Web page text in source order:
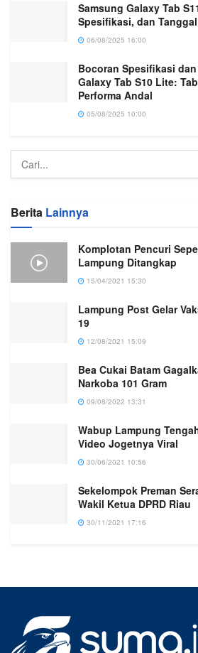
Samsung Galaxy Tab
Spesifikasi, dan
06/08/2025 16:00
Bocoran Spesifikasi
Galaxy Tab S10 Lite:
Performa Andal
05/08/2025 10:00
Berita Lainnya
Komplotan Pencuri
Lampung Ditangkap
15/04/2021 15:30
Lampung Post Gelar
19
12/08/2021 15:09
Bea Cukai Batam
Narkoba 101 Gram
09/08/2022 13:31
Wabup Lampung
Video Jogetnya Viral
30/06/2021 10:56
Sekelompok Preman
Wakil Ketua DPRD Riau
30/11/2021 17:16